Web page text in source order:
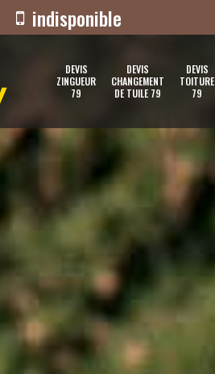
indisponible
DEVIS
ZINGUEUR
79
DEVIS
CHANGEMENT
DE TUILE 79
DEVIS
TOITURE
79